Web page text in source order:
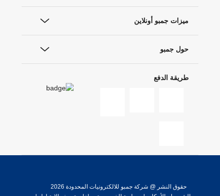
ميزات جمبو أونلاين
حول جمبو
طريقة الدفع
حقوق النشر @ شركة جمبو للالكترونيات المحدودة 2026